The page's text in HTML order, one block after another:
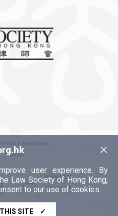
×
user experience. By
Law Society of Hong Kong,
to our use of cookies.
SITE ✓
Harassment
不得轉載